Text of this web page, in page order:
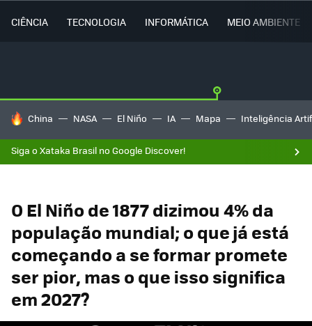
CIÊNCIA TECNOLOGIA INFORMÁTICA MEIO AMBIENTE
TENDÊNCIAS DO DIA
China NASA El Niño IA Mapa Inteligência
Siga o Xataka Brasil no Google Discover!
O El Niño de 1877 dizimou 4% da
população mundial; o que já está
começando a se formar promete
ser pior, mas o que isso significa
em 2027?